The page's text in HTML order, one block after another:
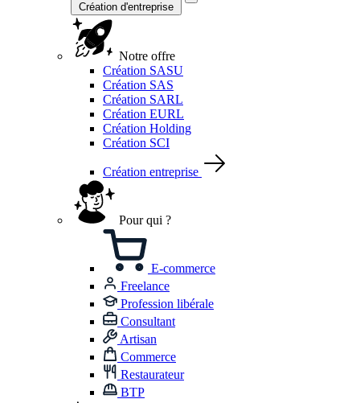
Création d'entreprise
Notre offre
Création SASU
Création SAS
Création SARL
Création EURL
Création Holding
Création SCI
Création entreprise
Pour qui ?
E-commerce
Freelance
Profession libérale
Consultant
Artisan
Commerce
Restaurateur
BTP